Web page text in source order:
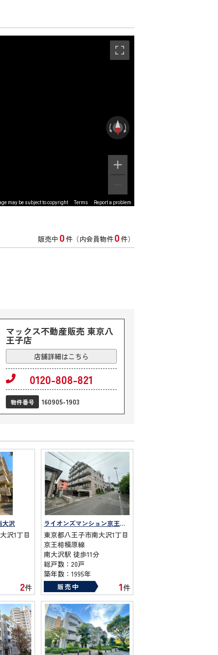
may be subject to copyright Terms Report a problem
販売中 0件（内会員物件0件）
マックス不動産販売 東京八
王子店
店舗詳細はこちら
0120-808-821
物件番号 160905-1903
大沢
沢1丁目
2件
ライオンズマンション京王南大沢
東京都八王子市南大沢1丁目
京王相模原線
南大沢駅 徒歩11分
総戸数：20戸
築年数：1995年
販売中 1件